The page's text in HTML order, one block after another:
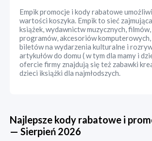
Empik promocje i kody rabatowe
wartości koszyka. Empik to sieć
książek, wydawnictw muzycznych,
programów, akcesoriów komputerowych,
biletów na wydarzenia kulturalne i
artykułów do domu ( w tym dla mamy i
ofercie firmy znajdują się też zabawki
dzieci iksiążki dla najmłodszych.
Najlepsze kody rabatowe i
— Sierpień 2026